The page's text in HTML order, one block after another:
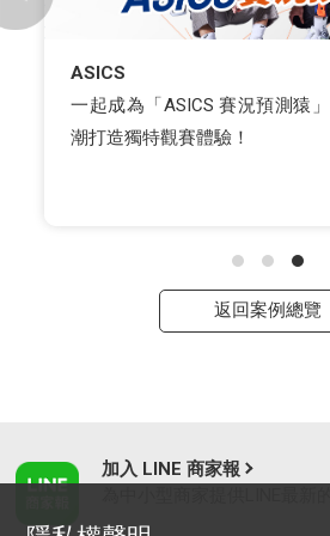
ASICS
一起成為「ASICS 賽況預測猿
潮打造獨特觀賽體驗！
返回案例總覽
加入 LINE 商家報